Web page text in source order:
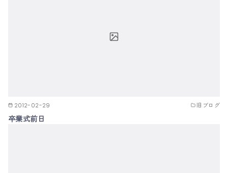
2012-02-29 旧ブログ
卒業式前日